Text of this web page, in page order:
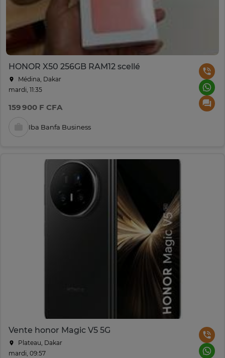
HONOR X50 256GB RAM12 scellé
Médina, Dakar
mardi, 11:35
159 900 F CFA
Iba Banfa Business
Vente honor Magic V5 5G
Plateau, Dakar
mardi, 09:57